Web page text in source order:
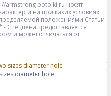
armstrong-potolki.ru носят
и ни при каких условиях
положениями Статьи
Спеццена предоставляется
и может отличаться от
diameter hole